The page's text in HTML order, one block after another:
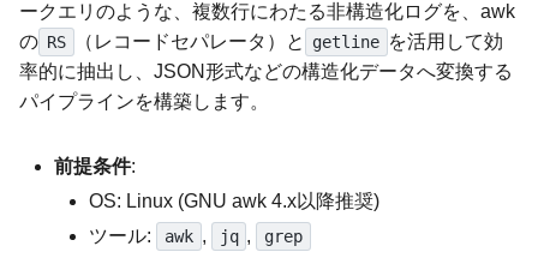
ークエリのような、複数行にわたる非構造化ログを、awk
の RS （レコードセパレータ）と getline を活用して効
率的に抽出し、JSON形式などの構造化データへ変換する
パイプラインを構築します。
前提条件:
OS: Linux (GNU awk 4.x以降推奨)
ツール:
awk , jq , grep